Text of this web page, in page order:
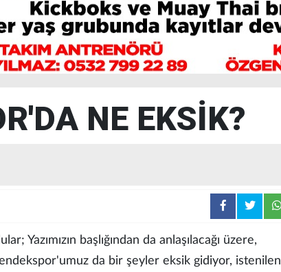
NE EKSİK?
Yazımızın başlığından da anlaşılacağı üzere,
da bir şeyler eksik gidiyor, istenilen